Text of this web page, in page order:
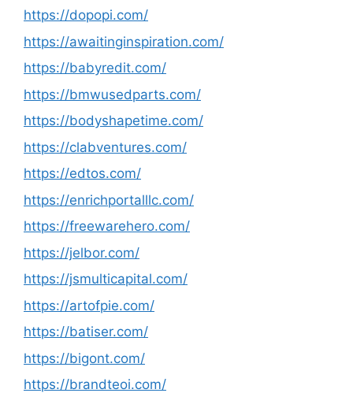
https://dopopi.com/
https://awaitinginspiration.com/
https://babyredit.com/
https://bmwusedparts.com/
https://bodyshapetime.com/
https://clabventures.com/
https://edtos.com/
https://enrichportalllc.com/
https://freewarehero.com/
https://jelbor.com/
https://jsmulticapital.com/
https://artofpie.com/
https://batiser.com/
https://bigont.com/
https://brandteoi.com/